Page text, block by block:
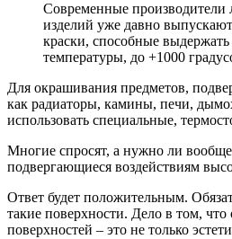
Современные производители
изделий уже давно
краски, способные
температуры, до +1000
Для окрашивания предметов,
как радиаторы, камины, печи,
использовать специальные,
Многие спросят, а нужно ли
подвергающиеся воздействиям
Ответ будет положительным.
такие поверхности. Дело в том,
поверхностей – это не только